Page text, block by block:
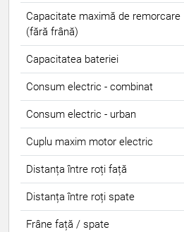
Capacitate maximă de remorcare
(fără frână)
Capacitatea bateriei
Consum electric - combinat
Consum electric - urban
Cuplu maxim motor electric
Distanța între roți față
Distanța între roți spate
Frâne față / spate